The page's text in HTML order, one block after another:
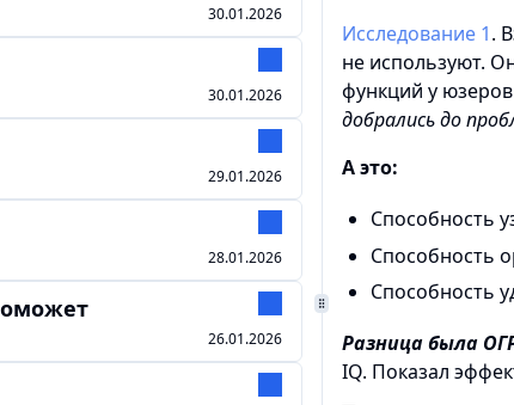
Исследование 1.
не используют.
функций у
добрались до
А это:
Способность
Способность
Способность
Разница была
IQ. Показал
30.01.2026
30.01.2026
29.01.2026
28.01.2026
26.01.2026